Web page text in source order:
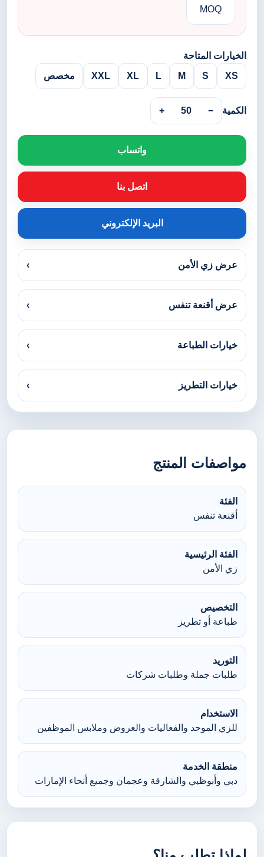
MOQ
الخيارات المتاحة
XS
S
M
L
XL
XXL مخصص
الكمية −
50
+
واتساب
اتصل بنا
البريد الإلكتروني
عرض زي الأمن ›
عرض أقنعة تنفس ›
خيارات الطباعة ›
خيارات التطريز ›
مواصفات المنتج
الفئة
أقنعة تنفس
الفئة الرئيسية
زي الأمن
التخصيص
طباعة أو تطريز
التوريد
طلبات جملة وطلبات شركات
الاستخدام
للزي الموحد والفعاليات والعروض وملابس الموظفين
منطقة الخدمة
دبي وأبوظبي والشارقة وعجمان وجميع أنحاء الإمارات